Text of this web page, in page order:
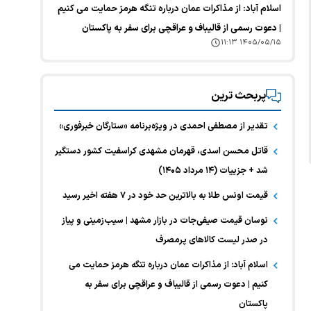
اسلام آباد: از مذاکرات عمان درباره تنگه هرمز حمایت می کنیم
| دعوت رسمی از قالیباف و عراقچی برای سفر به پاکستان
۱۴۰۵/۰۵/۱۵ ۱۱:۱۳
پربحث ترین
تقدیر از مصطفی احمدی در ویژه‌برنامه «ستارگان خبرفوری»
قاتل محسن اسدی، قهرمان مشهدی کراسفیت کشور دستگیر
شد + جزییات (۱۴ مرداد ۱۴۰۵)
قیمت اونس طلا به بالاترین حد خود در ۷ هفته اخیر رسید
نوسان قیمت صیفی‌جات در بازار مشهد | سیب‌زمینی و پیاز
در صدر لیست کالا‌های پرمصرف
اسلام آباد: از مذاکرات عمان درباره تنگه هرمز حمایت می
کنیم | دعوت رسمی از قالیباف و عراقچی برای سفر به
پاکستان